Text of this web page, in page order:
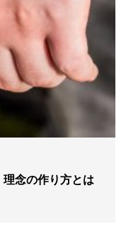
念の作り方とは